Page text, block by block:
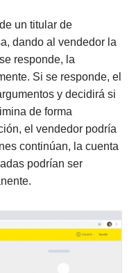
un titular de
dando al vendedor la
responde, la
Si se responde, el
y decidirá si
de forma
el vendedor podría
continúan, la cuenta
podrían ser